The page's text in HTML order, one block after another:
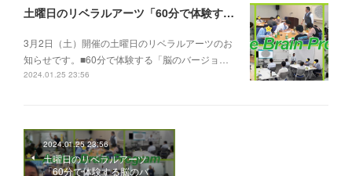
土曜日のリベラルアーツ「60分で体験する脳のバージョンアップ」
3月2日（土）開催の土曜日のリベラルアーツのお
知らせです。■60分で体験する「脳のバージョ…
2024.01.25 23:56
2024.01.25 23:56
土曜日のリベラルアーツ
「60分で体験する脳のバ